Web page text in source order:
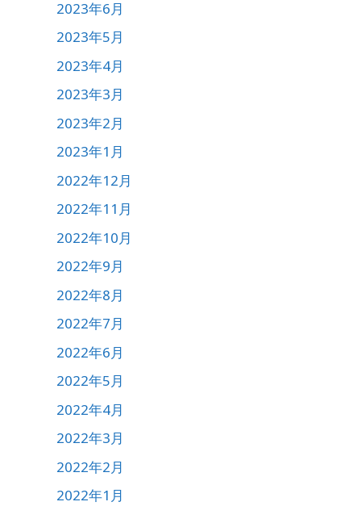
2023年6月
2023年5月
2023年4月
2023年3月
2023年2月
2023年1月
2022年12月
2022年11月
2022年10月
2022年9月
2022年8月
2022年7月
2022年6月
2022年5月
2022年4月
2022年3月
2022年2月
2022年1月